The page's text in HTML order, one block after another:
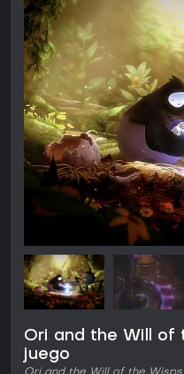
Ori and the Will of
juego